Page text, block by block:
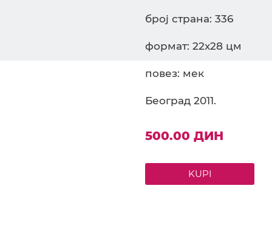
број страна: 336
формат: 22x28 цм
повез: мек
Београд 2011.
500.00 ДИН
KUPI